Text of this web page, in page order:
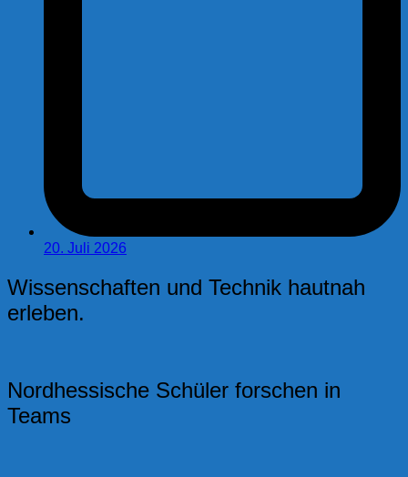
20. Juli 2026
Wissenschaften und Technik hautnah
erleben.
Nordhessische Schüler forschen in
Teams